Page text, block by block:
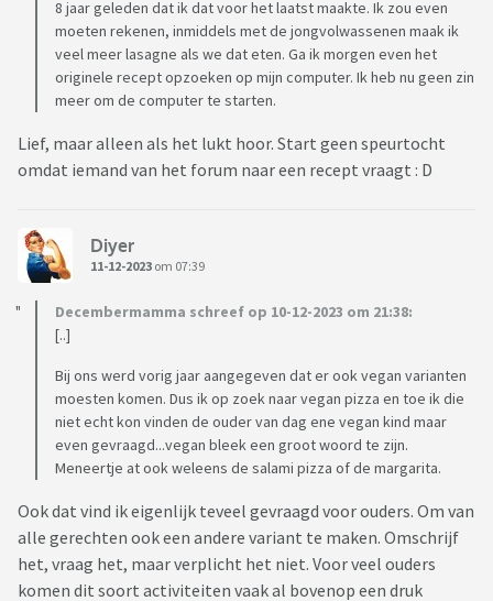
8 jaar geleden dat ik dat voor het laatst maakte. Ik zou even
moeten rekenen, inmiddels met de jongvolwassenen maak ik
veel meer lasagne als we dat eten. Ga ik morgen even het
originele recept opzoeken op mijn computer. Ik heb nu geen zin
meer om de computer te starten.
Lief, maar alleen als het lukt hoor. Start geen speurtocht
omdat iemand van het forum naar een recept vraagt : D
Diyer
11-12-2023 om 07:39
Decembermamma schreef op 10-12-2023 om 21:38:
[..]
Bij ons werd vorig jaar aangegeven dat er ook vegan varianten
moesten komen. Dus ik op zoek naar vegan pizza en toe ik die
niet echt kon vinden de ouder van dag ene vegan kind maar
even gevraagd...vegan bleek een groot woord te zijn.
Meneertje at ook weleens de salami pizza of de margarita.
Ook dat vind ik eigenlijk teveel gevraagd voor ouders. Om van
alle gerechten ook een andere variant te maken. Omschrijf
het, vraag het, maar verplicht het niet. Voor veel ouders
komen dit soort activiteiten vaak al bovenop een druk